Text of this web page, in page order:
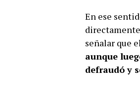
En ese
señalar que
aunque
defraudó y